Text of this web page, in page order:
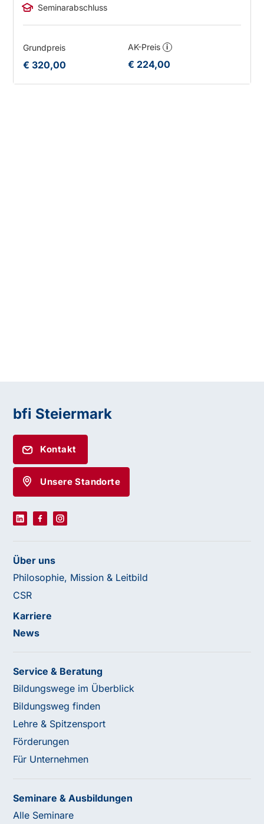
Seminarabschluss
Grundpreis
€ 320,00
AK-Preis i
€ 224,00
bfi Steiermark
Kontakt
Unsere Standorte
Über uns
Philosophie, Mission & Leitbild
CSR
Karriere
News
Service & Beratung
Bildungswege im Überblick
Bildungsweg finden
Lehre & Spitzensport
Förderungen
Für Unternehmen
Seminare & Ausbildungen
Alle Seminare